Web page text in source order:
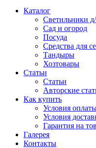
Каталог
Светильники
Сад и огород
Посуда
Средства для
Тандыры
Хозтовары
Статьи
Статьи
Авторские
Как купить
Условия
Условия
Гарантия на
Галерея
Контакты